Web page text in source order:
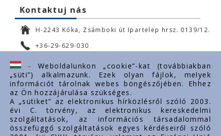
Kontaktuj nás
H-2243 Kóka, Zsámboki út Ipartelep hrsz. 0139/12.
+36-29-629-030
ertekesites@styron.hu
export@styron.hu
www.styron.hu
Doležité linky
- Weboldalunkon „cookie”-kat (továbbiakban
„süti”) alkalmazunk. Ezek olyan fájlok, melyek
információt tárolnak webes böngészőjében. Ehhez
az Ön hozzájárulása szükséges.
A „sütiket” az elektronikus hírközlésről szóló 2003.
évi C. törvény, az elektronikus kereskedelmi
szolgáltatások, az információs társadalommal
összefüggő szolgáltatások egyes kérdéseiről szóló